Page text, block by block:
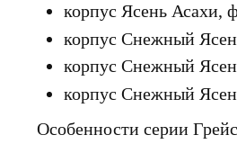
корпус Ясень Асахи,
корпус Снежный
корпус Снежный
корпус Снежный
Особенности серии